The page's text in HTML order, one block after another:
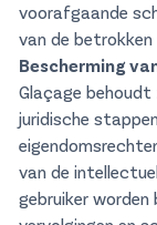
voorafgaande
van de
Bescherming
Glaçage
juridische
van de
gebruiker